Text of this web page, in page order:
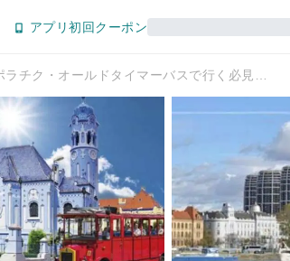
アプリ初回クーポン